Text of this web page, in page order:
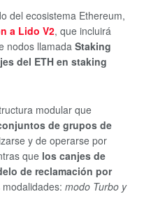
del ecosistema Ethereum,
a Lido V2, que incluirá
nodos llamada Staking
del ETH en staking
modular que
de grupos de
y de operarse por
que los canjes de
de reclamación por
modo Turbo y